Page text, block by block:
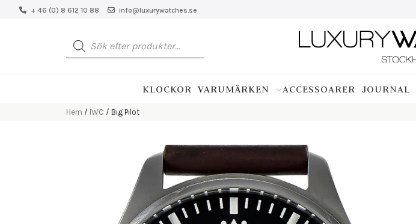
+ 46 (0) 8 612 10 88 info@luxurywatches.se
Produktsökning
KLOCKOR VARUMÄRKEN ACCESSOARER JOURNAL
Hem / IWC / Big Pilot